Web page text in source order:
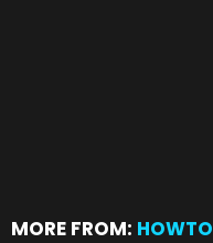
MORE FROM: HOWTO